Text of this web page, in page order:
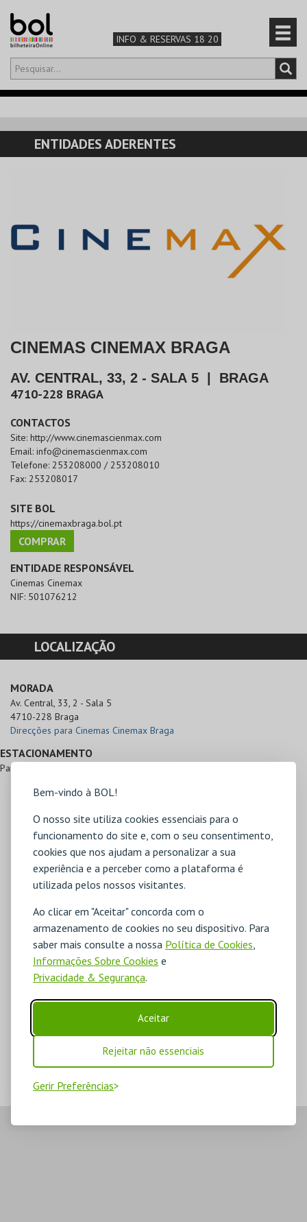
Bem-vindo à BOL!
O nosso site utiliza cookies essenciais para o
funcionamento do site e, com o seu consentimento,
cookies que nos ajudam a personalizar a sua
experiência e a perceber como a plataforma é
utilizada pelos nossos visitantes.
Ao clicar em "Aceitar" concorda com o
armazenamento de cookies no seu dispositivo. Para
saber mais consulte a nossa Política de Cookies,
Informações Sobre Cookies e
Privacidade & Segurança.
Aceitar
Rejeitar não essenciais
Gerir Preferências
INFO & RESERVAS 18 20
Olá,iniciar sessão
CARRINHO
TEATRO & ARTE
FAMÍLIA
ENTIDADES ADERENTES
CINEMAS CINEMAX BRAGA
AV. CENTRAL, 33, 2 - SALA 5 BRAGA
4710-228 BRAGA
CONTACTOS
Site: http://www.cinemascienmax.com
Email: info@cinemascienmax.com
Telefone: 253208000 / 253208010
Fax: 253208017
SITE BOL
https://cinemaxbraga.bol.pt
COMPRAR
ENTIDADE RESPONSÁVEL
Cinemas Cinemax
NIF: 501076212
LOCALIZAÇÃO
MORADA
Av. Central, 33, 2 - Sala 5
4710-228 Braga
Direcções para Cinemas Cinemax Braga
ESTACIONAMENTO
Parque de estacionamento do Bragashopping.